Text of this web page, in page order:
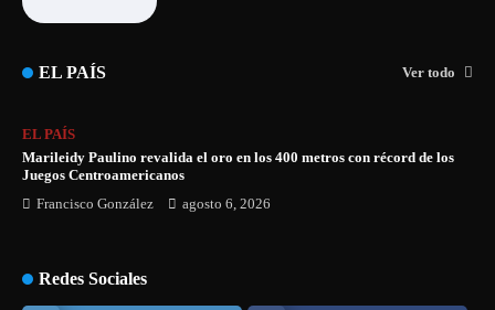
EL PAÍS Ver todo
EL PAÍS
Marileidy Paulino revalida el oro en los 400 metros con récord de los
Juegos Centroamericanos
Francisco González agosto 6, 2026
Redes Sociales